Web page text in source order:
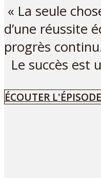
« La seule
d’une réussite
progrès
Le succès est
ÉCOUTER L'ÉPISODE